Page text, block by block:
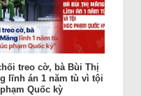
treo cờ, bà Bùi Thị
lĩnh án 1 năm tù vì tội
Quốc kỳ